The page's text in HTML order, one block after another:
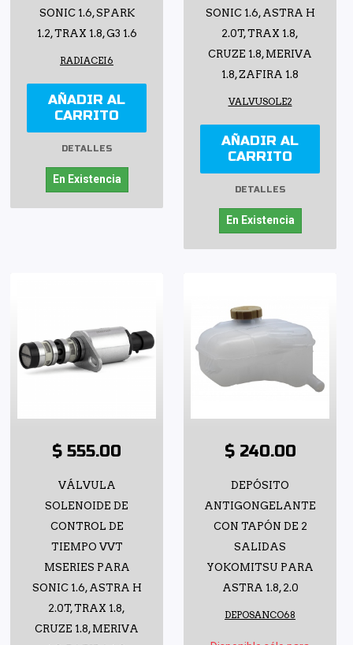
SONIC 1.6, SPARK
1.2, TRAX 1.8, G3 1.6
RADIACEI6
AÑADIR AL
CARRITO
DETALLES
En Existencia
SONIC 1.6, ASTRA H
2.0T, TRAX 1.8,
CRUZE 1.8, MERIVA
1.8, ZAFIRA 1.8
VALVUSOLE2
AÑADIR AL
CARRITO
DETALLES
En Existencia
$ 555.00
VÁLVULA
SOLENOIDE DE
CONTROL DE
TIEMPO VVT
MSERIES PARA
SONIC 1.6, ASTRA H
2.0T, TRAX 1.8,
CRUZE 1.8, MERIVA
$ 240.00
DEPÓSITO
ANTIGONGELANTE
CON TAPÓN DE 2
SALIDAS
YOKOMITSU PARA
ASTRA 1.8, 2.0
DEPOSANCO68